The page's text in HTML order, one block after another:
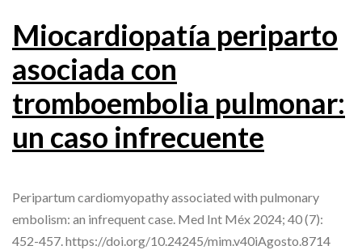
Miocardiopatía periparto
asociada con
tromboembolia pulmonar:
un caso infrecuente
Peripartum cardiomyopathy associated with pulmonary
embolism: an infrequent case. Med Int Méx 2024; 40 (7):
452-457. https://doi.org/10.24245/mim.v40iAgosto.8714